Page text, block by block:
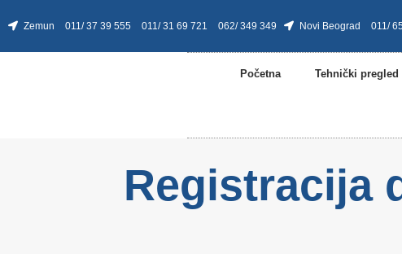
Zemun 011/ 37 39 555 011/ 31 69 721 062/ 349 349 Novi Beograd 011/
Početna Tehnički pregled
Registracija